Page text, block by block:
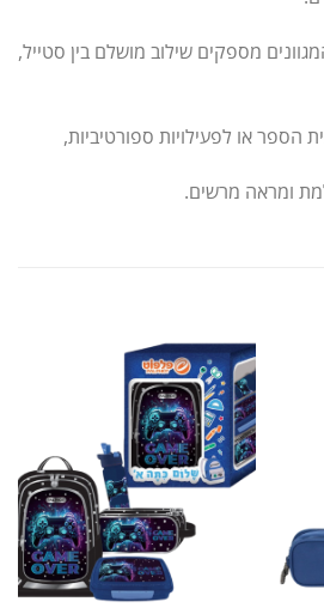
מספקים שילוב מושלם בין סטייל,
הספר או לפעילויות ספורטיביות,
ומראה מרשים.